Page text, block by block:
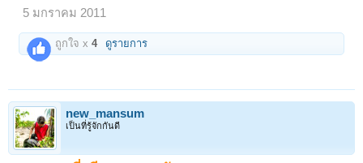
5 มกราคม 2011
ถูกใจ x4 ดูรายการ
new_mansum
เป็นที่รู้จักกันดี